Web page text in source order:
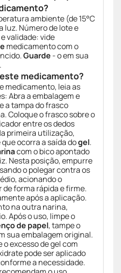
ambiente (de 15°C
luz. Número de lote e
validade: vide
medicamento com o
Guarde - o em sua
medicamento?
medicamento, leia as
Abra a embalagem e
a tampa do frasco
Coloque o frasco sobre o
entre os dedos
primeira utilização,
ocorra a saída dogel.
com o bico apontado
Nesta posição, empurre
o polegar contra os
acionando o
forma rápida e firme.
após a aplicação.
na outra narina,
Após o uso, limpe o
de papel, tampe o
sua embalagem original.
excesso de gel com
pode ser aplicado
a necessidade.